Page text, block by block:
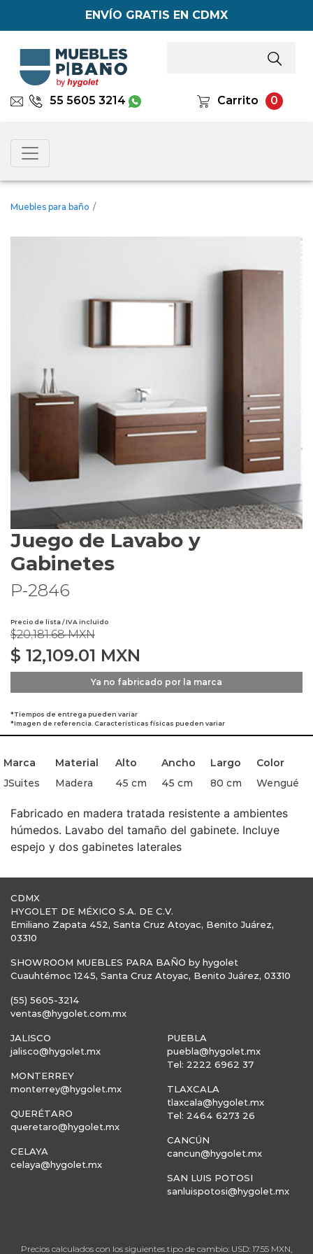
ENVÍO GRATIS EN CDMX
55 5605 3214 Carrito 0
Muebles para baño /
Juego de Lavabo y
Gabinetes
P-2846
Precio de lista / IVA incluido
$20,181.68 MXN
$ 12,109.01 MXN
Ya no fabricado por la marca
*Tiempos de entrega pueden variar
*Imagen de referencia. Características físicas pueden variar
Marca Material Alto Ancho Largo
Color
JSuites
Madera 45 cm 45 cm 80 cm Wengué
Fabricado en madera tratada resistente a ambientes
húmedos. Lavabo del tamaño del gabinete. Incluye
espejo y dos gabinetes laterales
CDMX
HYGOLET DE MÉXICO S.A. DE C.V.
Emiliano Zapata 452, Santa Cruz Atoyac, Benito Juárez,
03310
SHOWROOM MUEBLES PARA BAÑO by hygolet
Cuauhtémoc 1245, Santa Cruz Atoyac, Benito Juárez, 03310
(55) 5605-3214
ventas@hygolet.com.mx
JALISCO
jalisco@hygolet.mx
MONTERREY
monterrey@hygolet.mx
QUERÉTARO
queretaro@hygolet.mx
CELAYA
celaya@hygolet.mx
PUEBLA
puebla@hygolet.mx
Tel: 2222 6962 37
TLAXCALA
tlaxcala@hygolet.mx
Tel: 2464 6273 26
CANCÚN
cancun@hygolet.mx
SAN LUIS POTOSI
sanluispotosi@hygolet.mx
Precios calculados con los siguientes tipo de cambio: USD: 17.55 MXN,